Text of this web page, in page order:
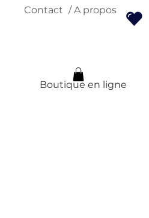
Contact / A propos
Boutique en ligne